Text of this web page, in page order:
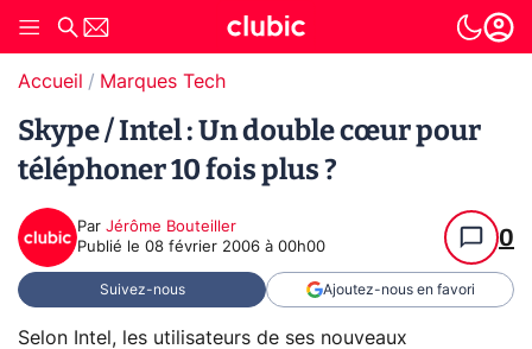
Accueil Marques Tech
Skype / Intel : Un double cœur pour
téléphoner 10 fois plus ?
Par Jérôme Bouteiller
Publié le 08 février 2006 à 00h00 0
Suivez-nous Ajoutez-nous en favori
Selon Intel, les utilisateurs de ses nouveaux